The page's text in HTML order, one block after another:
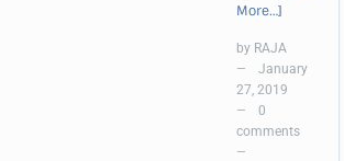
More…]
by RAJA
—
January
27, 2019
—
0
comments
—